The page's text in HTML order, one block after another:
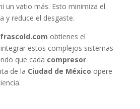
un vatio más. Esto minimiza el
y reduce el desgaste.
obtienes el
estos complejos sistemas
que cada compresor
de la Ciudad de México opere